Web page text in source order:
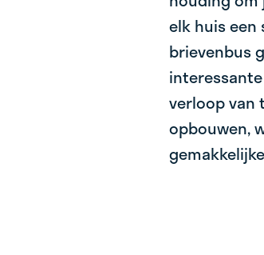
elk huis
brievenbus
verloop van
opbouwen,